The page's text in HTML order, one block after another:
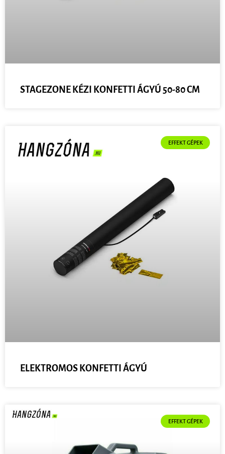
STAGEZONE KÉZI KONFETTI ÁGYÚ 50-80 CM
EFFEKT GÉPEK
ELEKTROMOS KONFETTI ÁGYÚ
EFFEKT GÉPEK